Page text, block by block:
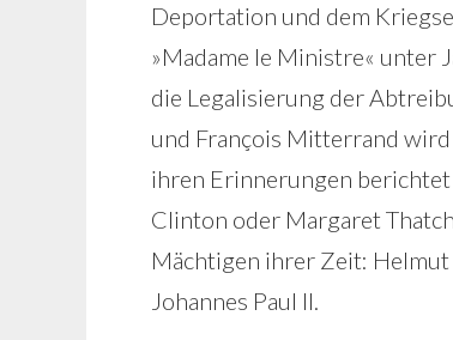
Deportation und dem
»Madame le Ministre« unter
die Legalisierung der
und François Mitterrand
ihren Erinnerungen
Clinton oder Margaret
Mächtigen ihrer Zeit: Helmut
Johannes Paul II.